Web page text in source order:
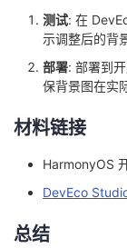
测试: 在
示调整后的背
部署: 部署到
保背景图在实
材料链接
HarmonyOS
DevEco
总结